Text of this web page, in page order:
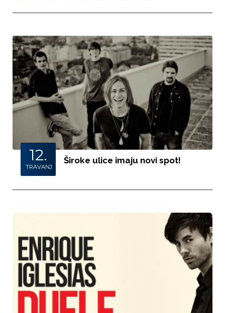
12.
TRAVANJ
Široke ulice imaju novi spot!